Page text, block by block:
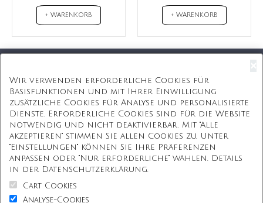
+ WARENKORB + WARENKORB
Kostenlose Geschenkbox
Kostenlose Gravur
Unbegrenzte Redesign
ÜBER UNS
Information
Wir verwenden erforderliche Cookies für
Basisfunktionen und mit Ihrer Einwilligung
zusätzliche Cookies für Analyse und personalisierte
Dienste. Erforderliche Cookies sind für die Website
notwendig und nicht deaktivierbar. Mit "Alle
akzeptieren" stimmen Sie allen Cookies zu. Unter
"Einstellungen" können Sie Ihre Präferenzen
anpassen oder "Nur erforderliche" wählen. Details
in der Datenschutzerklärung.
Cart Cookies
Analyse-Cookies